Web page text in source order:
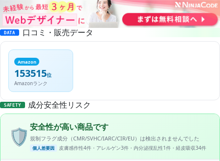
DATA 口コミ・販売データ
Amazon
153515位
Amazonランク
SAFETY 成分安全性リスク
🛡️安全性が高い商品です
規制フラグ成分（CMR/SVHC/IARC/CIR/EU）は検出されませんでした
個人差要因 皮膚感作性4件・アレルゲン3件・内分泌撹乱性1件・経皮吸収34件